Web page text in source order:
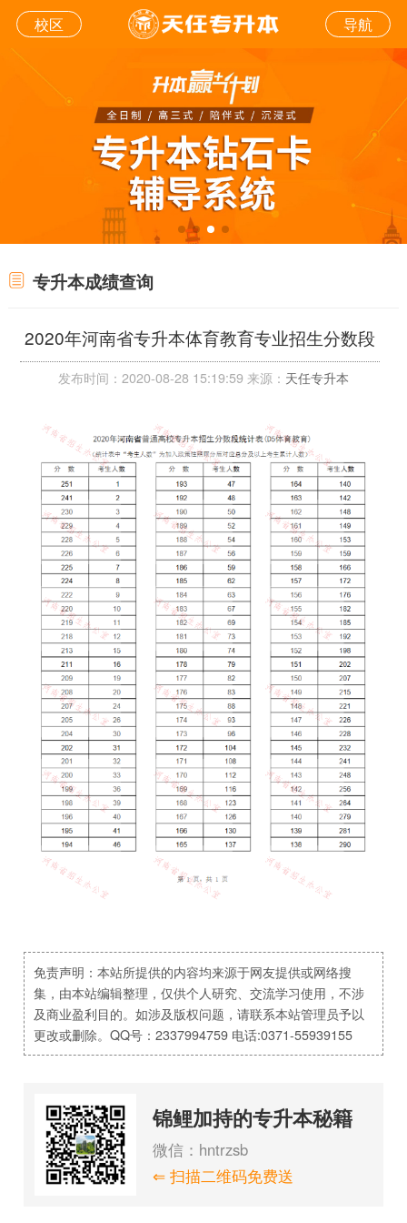
校区 导航
专升本成绩查询
2020年河南省专升本体育教育专业招生分数段
发布时间：2020-08-28 15:19:59 来源： 天任专升本
免责声明：本站所提供的内容均来源于网友提供或网络搜
集，由本站编辑整理，仅供个人研究、交流学习使用，不涉
及商业盈利目的。如涉及版权问题，请联系本站管理员予以
更改或删除。QQ号：2337994759 电话:0371-55939155
锦鲤加持的专升本秘籍
微信：hntrzsb
⇐ 扫描二维码免费送